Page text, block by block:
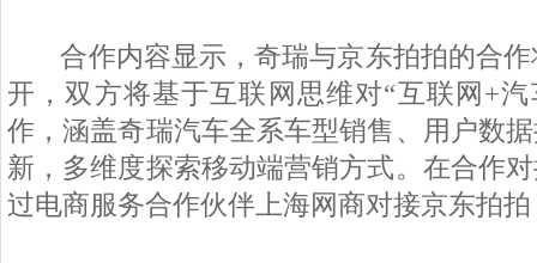
合作内容显示，奇瑞与京东拍拍的合作
开，双方将基于互联网思维对“互联网+汽
作，涵盖奇瑞汽车全系车型销售、用户数
新，多维度探索移动端营销方式。在合作
过电商服务合作伙伴上海网商对接京东拍